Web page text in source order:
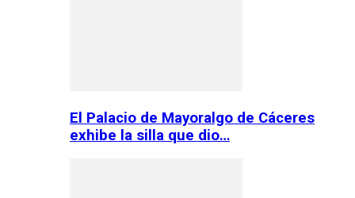
El Palacio de Mayoralgo de Cáceres
exhibe la silla que dio…